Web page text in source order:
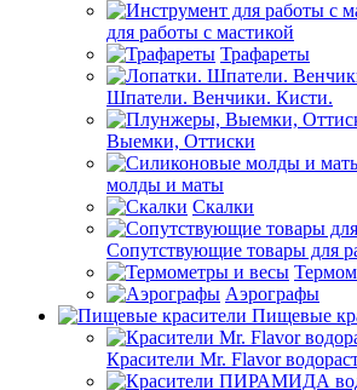
для работы с мастикой
Трафареты
Шпатели. Венчики. Кисти.
Выемки, Оттиски
молды и маты
Скалки
Сопутствующие товары для
Аэрографы
Пищевые
Красители Mr. Flavor